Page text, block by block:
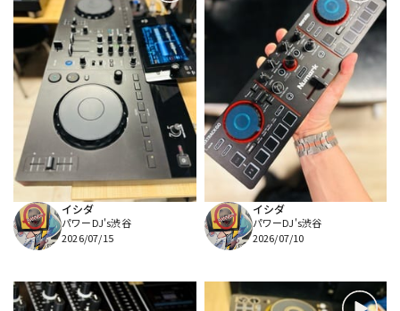
イシダ
パワーDJ's渋谷
2026/07/15
イシダ
パワーDJ's渋谷
2026/07/10